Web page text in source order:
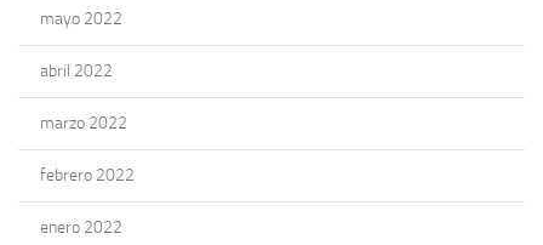
mayo 2022
abril 2022
marzo 2022
febrero 2022
enero 2022